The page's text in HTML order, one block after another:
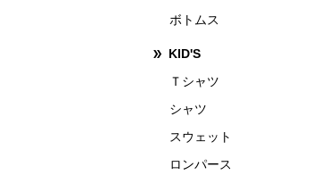
ボトムス
KID'S
Ｔシャツ
シャツ
スウェット
ロンパース